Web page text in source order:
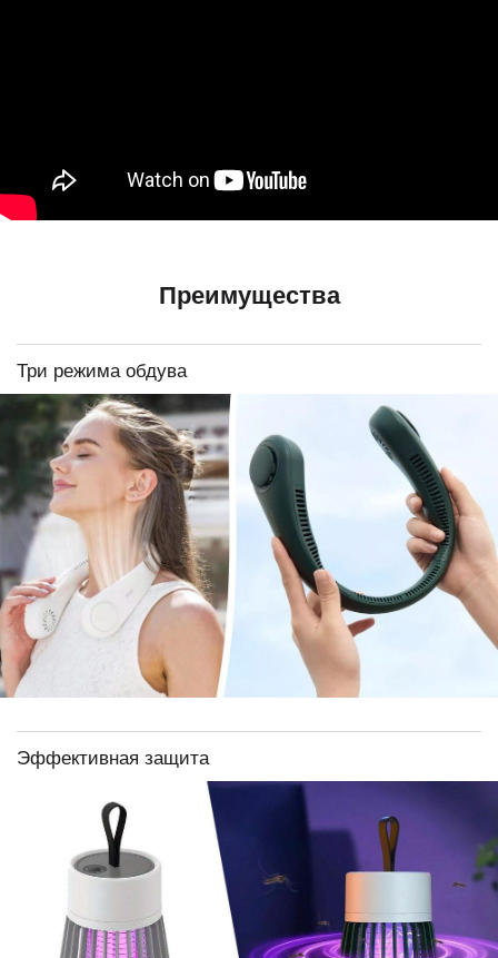
Преимущества
Три режима обдува
Эффективная защита